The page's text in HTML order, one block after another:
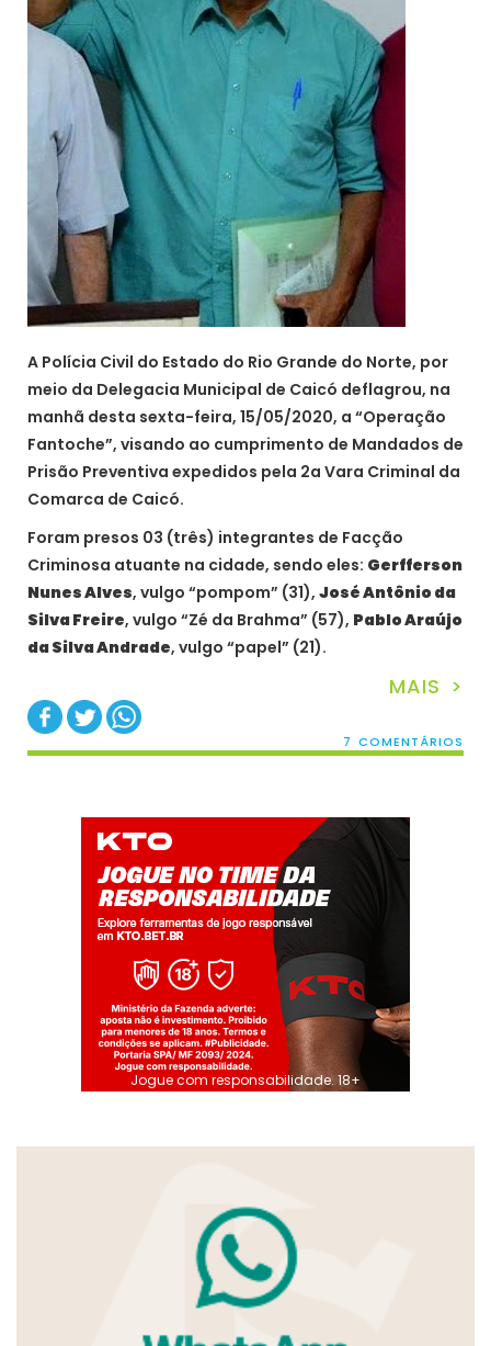
A Polícia Civil do Estado do Rio Grande do Norte, por
meio da Delegacia Municipal de Caicó deflagrou, na
manhã desta sexta-feira, 15/05/2020, a “Operação
Fantoche”, visando ao cumprimento de Mandados de
Prisão Preventiva expedidos pela 2a Vara Criminal da
Comarca de Caicó.
Foram presos 03 (três) integrantes de Facção
Criminosa atuante na cidade, sendo eles: Gerfferson
Nunes Alves, vulgo “pompom” (31), José Antônio da
Silva Freire, vulgo “Zé da Brahma” (57), Pablo Araújo
da Silva Andrade, vulgo “papel” (21).
MAIS >
7 COMENTÁRIOS
Jogue com responsabilidade. 18+